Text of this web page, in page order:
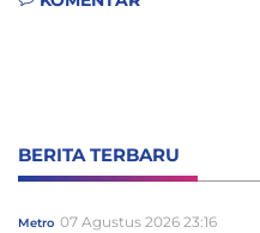
BERITA TERBARU
Metro 07 Agustus 2026 23:16